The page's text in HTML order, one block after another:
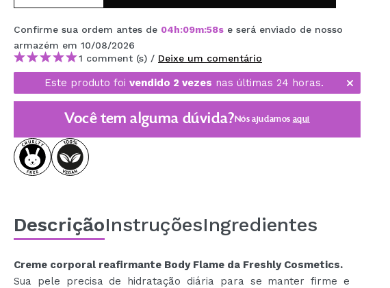
KOREA ZONE
TRAVEL SIZE
NATURE
DESCONTOS
OUTLET
EM BREVE
Confirme sua ordem antes de 04h:09m:58s e será enviado de nosso
armazém em 10/08/2026
1 comment (s) / Deixe um comentário
Este produto foi vendido 2 vezes nas últimas 24 horas.
Você tem alguma dúvida?Nós ajudamos aqui
DescriçãoInstruçõesIngredientes
Creme corporal reafirmante Body Flame da Freshly Cosmetics.
Sua pele precisa de hidratação diária para se manter firme e